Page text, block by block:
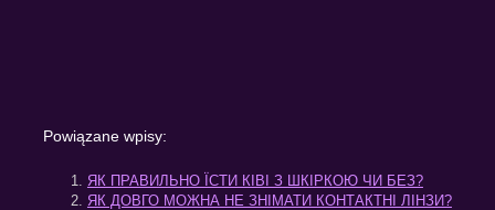
Powiązane wpisy:
ЯК ПРАВИЛЬНО ЇСТИ КІВІ З ШКІРКОЮ ЧИ БЕЗ?
ЯК ДОВГО МОЖНА НЕ ЗНІМАТИ КОНТАКТНІ ЛІНЗИ?